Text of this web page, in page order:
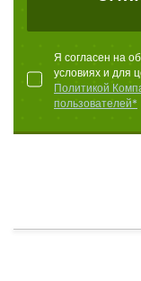
Я согласен на
условиях и для
Политикой
пользователей*